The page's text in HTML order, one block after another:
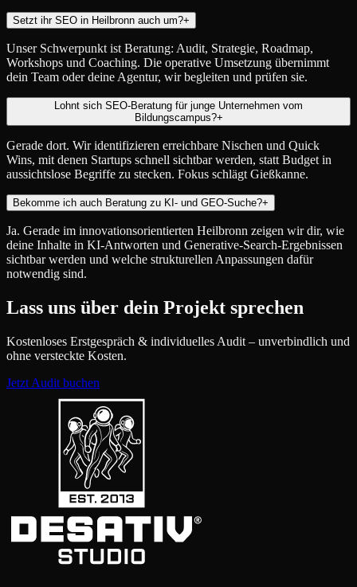
Setzt ihr SEO in Heilbronn auch um?+
Unser Schwerpunkt ist Beratung: Audit, Strategie, Roadmap,
Workshops und Coaching. Die operative Umsetzung übernimmt
dein Team oder deine Agentur, wir begleiten und prüfen sie.
Lohnt sich SEO-Beratung für junge Unternehmen vom
Bildungscampus?+
Gerade dort. Wir identifizieren erreichbare Nischen und Quick
Wins, mit denen Startups schnell sichtbar werden, statt Budget in
aussichtslose Begriffe zu stecken. Fokus schlägt Gießkanne.
Bekomme ich auch Beratung zu KI- und GEO-Suche?+
Ja. Gerade im innovationsorientierten Heilbronn zeigen wir dir, wie
deine Inhalte in KI-Antworten und Generative-Search-Ergebnissen
sichtbar werden und welche strukturellen Anpassungen dafür
notwendig sind.
Lass uns über dein Projekt sprechen
Kostenloses Erstgespräch & individuelles Audit – unverbindlich und
ohne versteckte Kosten.
Jetzt Audit buchen